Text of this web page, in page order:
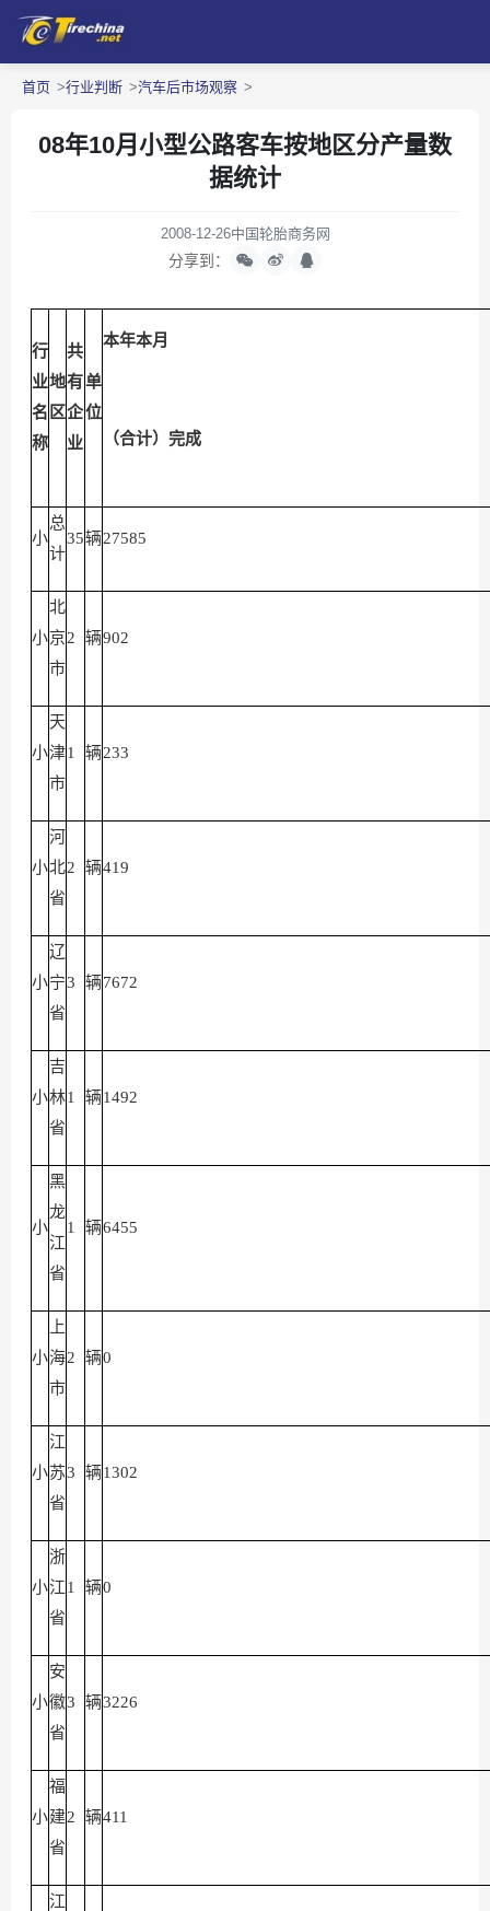
首页 行业判断 汽车后市场观察
08年10月小型公路客车按地区分产量数
据统计
2008-12-26中国轮胎商务网
分享到：
行
业
名
称
地
区
共
有
企
业
单
位
本年本月
（合计）完成
小
总
计
35辆27585
小
北
京
市
2 辆902
小
天
津
市
1 辆233
小
河
北
省
2 辆419
小
辽
宁
省
3 辆7672
小
吉
林
省
1 辆1492
小
黑
龙
江
省
1 辆6455
小
上
海
市
2 辆0
小
江
苏
省
3 辆1302
小
浙
江
省
1 辆0
小
安
徽
省
3 辆3226
小
福
建
省
2 辆411
江